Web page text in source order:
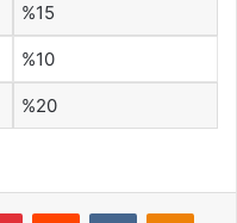
%15
%10
%20
PinterestReddit VKontakte